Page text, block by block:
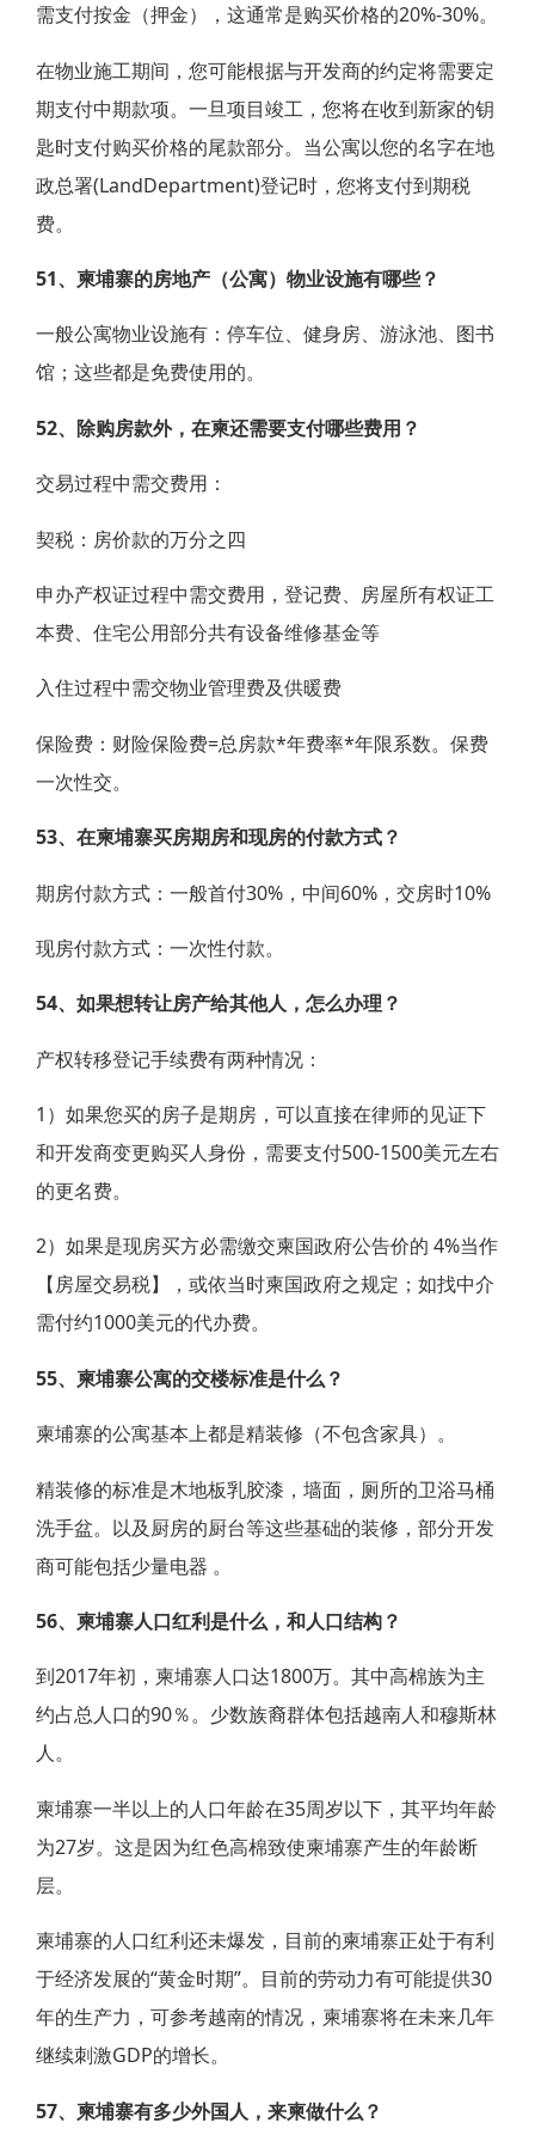
需支付按金（押金），这通常是购买价格的20%-30%。
在物业施工期间，您可能根据与开发商的约定将需要定
期支付中期款项。一旦项目竣工，您将在收到新家的钥
匙时支付购买价格的尾款部分。当公寓以您的名字在地
政总署(LandDepartment)登记时，您将支付到期税
费。
51、柬埔寨的房地产（公寓）物业设施有哪些？
一般公寓物业设施有：停车位、健身房、游泳池、图书
馆；这些都是免费使用的。
52、除购房款外，在柬还需要支付哪些费用？
交易过程中需交费用：
契税：房价款的万分之四
申办产权证过程中需交费用，登记费、房屋所有权证工
本费、住宅公用部分共有设备维修基金等
入住过程中需交物业管理费及供暖费
保险费：财险保险费=总房款*年费率*年限系数。保费
一次性交。
53、在柬埔寨买房期房和现房的付款方式？
期房付款方式：一般首付30%，中间60%，交房时10%
现房付款方式：一次性付款。
54、如果想转让房产给其他人，怎么办理？
产权转移登记手续费有两种情况：
1）如果您买的房子是期房，可以直接在律师的见证下
和开发商变更购买人身份，需要支付500-1500美元左右
的更名费。
2）如果是现房买方必需缴交柬国政府公告价的 4%当作
【房屋交易税】，或依当时柬国政府之规定；如找中介
需付约1000美元的代办费。
55、柬埔寨公寓的交楼标准是什么？
柬埔寨的公寓基本上都是精装修（不包含家具）。
精装修的标准是木地板乳胶漆，墙面，厕所的卫浴马桶
洗手盆。以及厨房的厨台等这些基础的装修，部分开发
商可能包括少量电器 。
56、柬埔寨人口红利是什么，和人口结构？
到2017年初，柬埔寨人口达1800万。其中高棉族为主
约占总人口的90％。少数族裔群体包括越南人和穆斯林
人。
柬埔寨一半以上的人口年龄在35周岁以下，其平均年龄
为27岁。这是因为红色高棉致使柬埔寨产生的年龄断
层。
柬埔寨的人口红利还未爆发，目前的柬埔寨正处于有利
于经济发展的“黄金时期”。目前的劳动力有可能提供30
年的生产力，可参考越南的情况，柬埔寨将在未来几年
继续刺激GDP的增长。
57、柬埔寨有多少外国人，来柬做什么？